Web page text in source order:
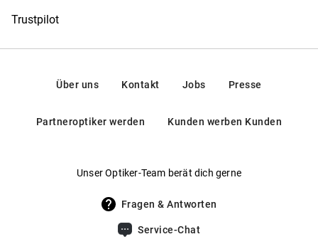
Trustpilot
Über uns Kontakt Jobs Presse
Partneroptiker werden Kunden werben Kunden
Unser Optiker-Team berät dich gerne
Fragen & Antworten
Service-Chat